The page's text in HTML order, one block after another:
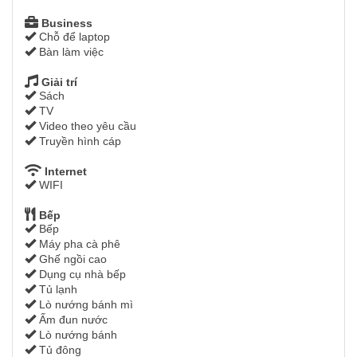
Business
Chỗ để laptop
Bàn làm việc
Giải trí
Sách
TV
Video theo yêu cầu
Truyền hình cáp
Internet
WIFI
Bếp
Bếp
Máy pha cà phê
Ghế ngồi cao
Dụng cụ nhà bếp
Tủ lạnh
Lò nướng bánh mì
Ấm đun nước
Lò nướng bánh
Tủ đông